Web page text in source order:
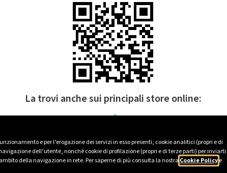
e per l’erogazione dei servizi in esso presenti, cookie analitici (propri e di
dell’utente, nonché cookie di profilazione (propri e di terze parti) per inviarti
della navigazione in rete. Per saperne di più consulta la nostra Cookie Policye
La trovi anche sui principali store online: